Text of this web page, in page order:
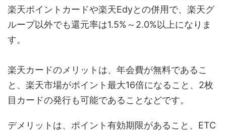
楽天ポイントカードや楽天Edyとの併用で、楽天グ
ループ以外でも還元率は1.5%～2.0%以上になりま
す。
楽天カードのメリットは、年会費が無料であるこ
と、楽天市場がポイント最大16倍になること、2枚
目カードの発行も可能であることなどです。
デメリットは、ポイント有効期限があること、ETC